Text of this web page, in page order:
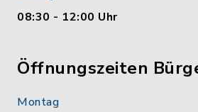
08:30 - 12:00 Uhr
Öffnungszeiten
Montag